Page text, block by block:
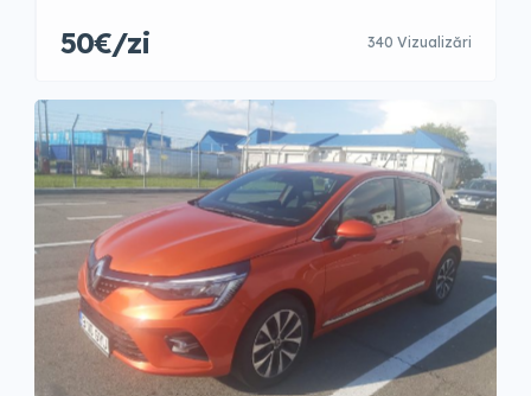
50€/zi 340 Vizualizări